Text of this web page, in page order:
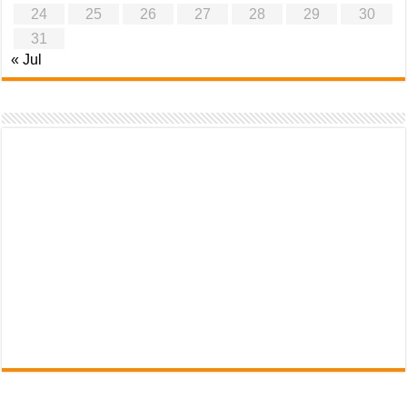
24
25 26 27 28 29
30
31
« Jul